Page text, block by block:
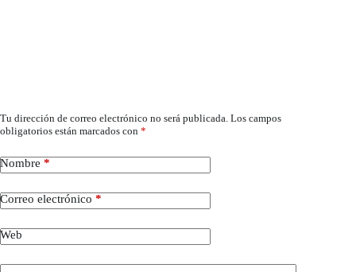
Tu dirección de correo electrónico no será publicada. Los campos
obligatorios están marcados con *
Nombre *
Correo electrónico *
Web